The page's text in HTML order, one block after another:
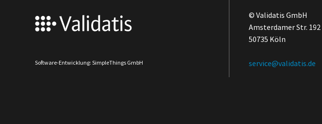
Software-Entwicklung: SimpleThings GmbH
© Validatis GmbH
Amsterdamer Str. 192
50735 Köln
service@validatis.de